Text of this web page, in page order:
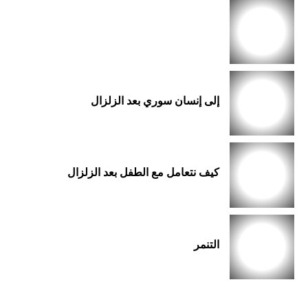
إلى إنسان سوري بعد الزلزال
كيف نتعامل مع الطفل بعد الزلزال
التنمر